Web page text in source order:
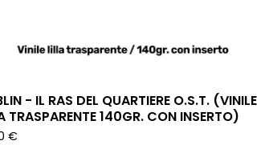
- IL RAS DEL QUARTIERE O.S.T. (VINILE
TRASPARENTE 140GR. CON INSERTO)
€